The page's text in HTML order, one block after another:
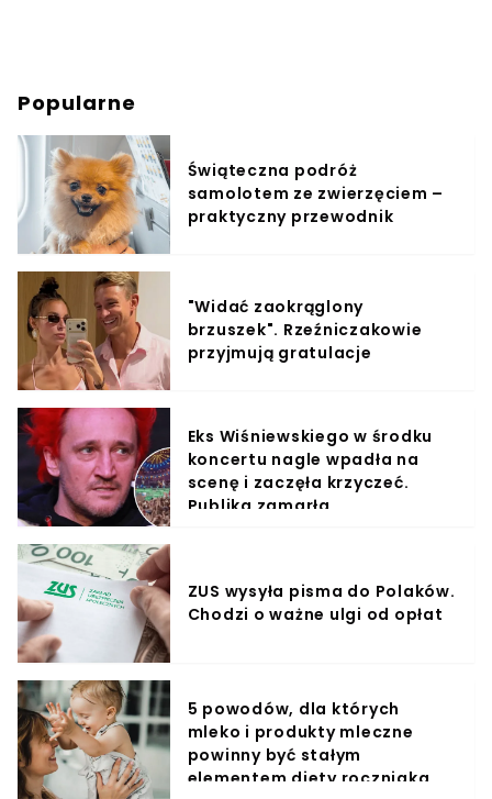
Popularne
Świąteczna podróż
samolotem ze zwierzęciem –
praktyczny przewodnik
"Widać zaokrąglony
brzuszek". Rzeźniczakowie
przyjmują gratulacje
Eks Wiśniewskiego w środku
koncertu nagle wpadła na
scenę i zaczęła krzyczeć.
Publika zamarła
ZUS wysyła pisma do Polaków.
Chodzi o ważne ulgi od opłat
5 powodów, dla których
mleko i produkty mleczne
powinny być stałym
elementem diety roczniaka